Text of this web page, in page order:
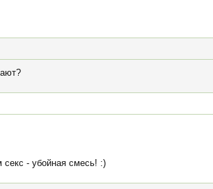
секс - убойная смесь! :)